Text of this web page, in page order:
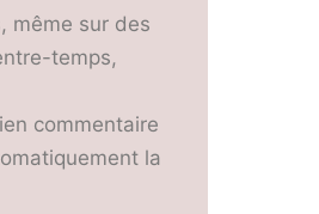
même sur des
temps,
commentaire
la